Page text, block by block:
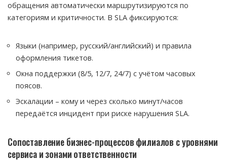
обращения автоматически маршрутизируются по
категориям и критичности. В SLA фиксируются:
Языки (например, русский/английский) и правила
оформления тикетов.
Окна поддержки (8/5, 12/7, 24/7) с учётом часовых
поясов.
Эскалации – кому и через сколько минут/часов
передаётся инцидент при риске нарушения SLA.
Сопоставление бизнес-процессов филиалов с уровнями
сервиса и зонами ответственности